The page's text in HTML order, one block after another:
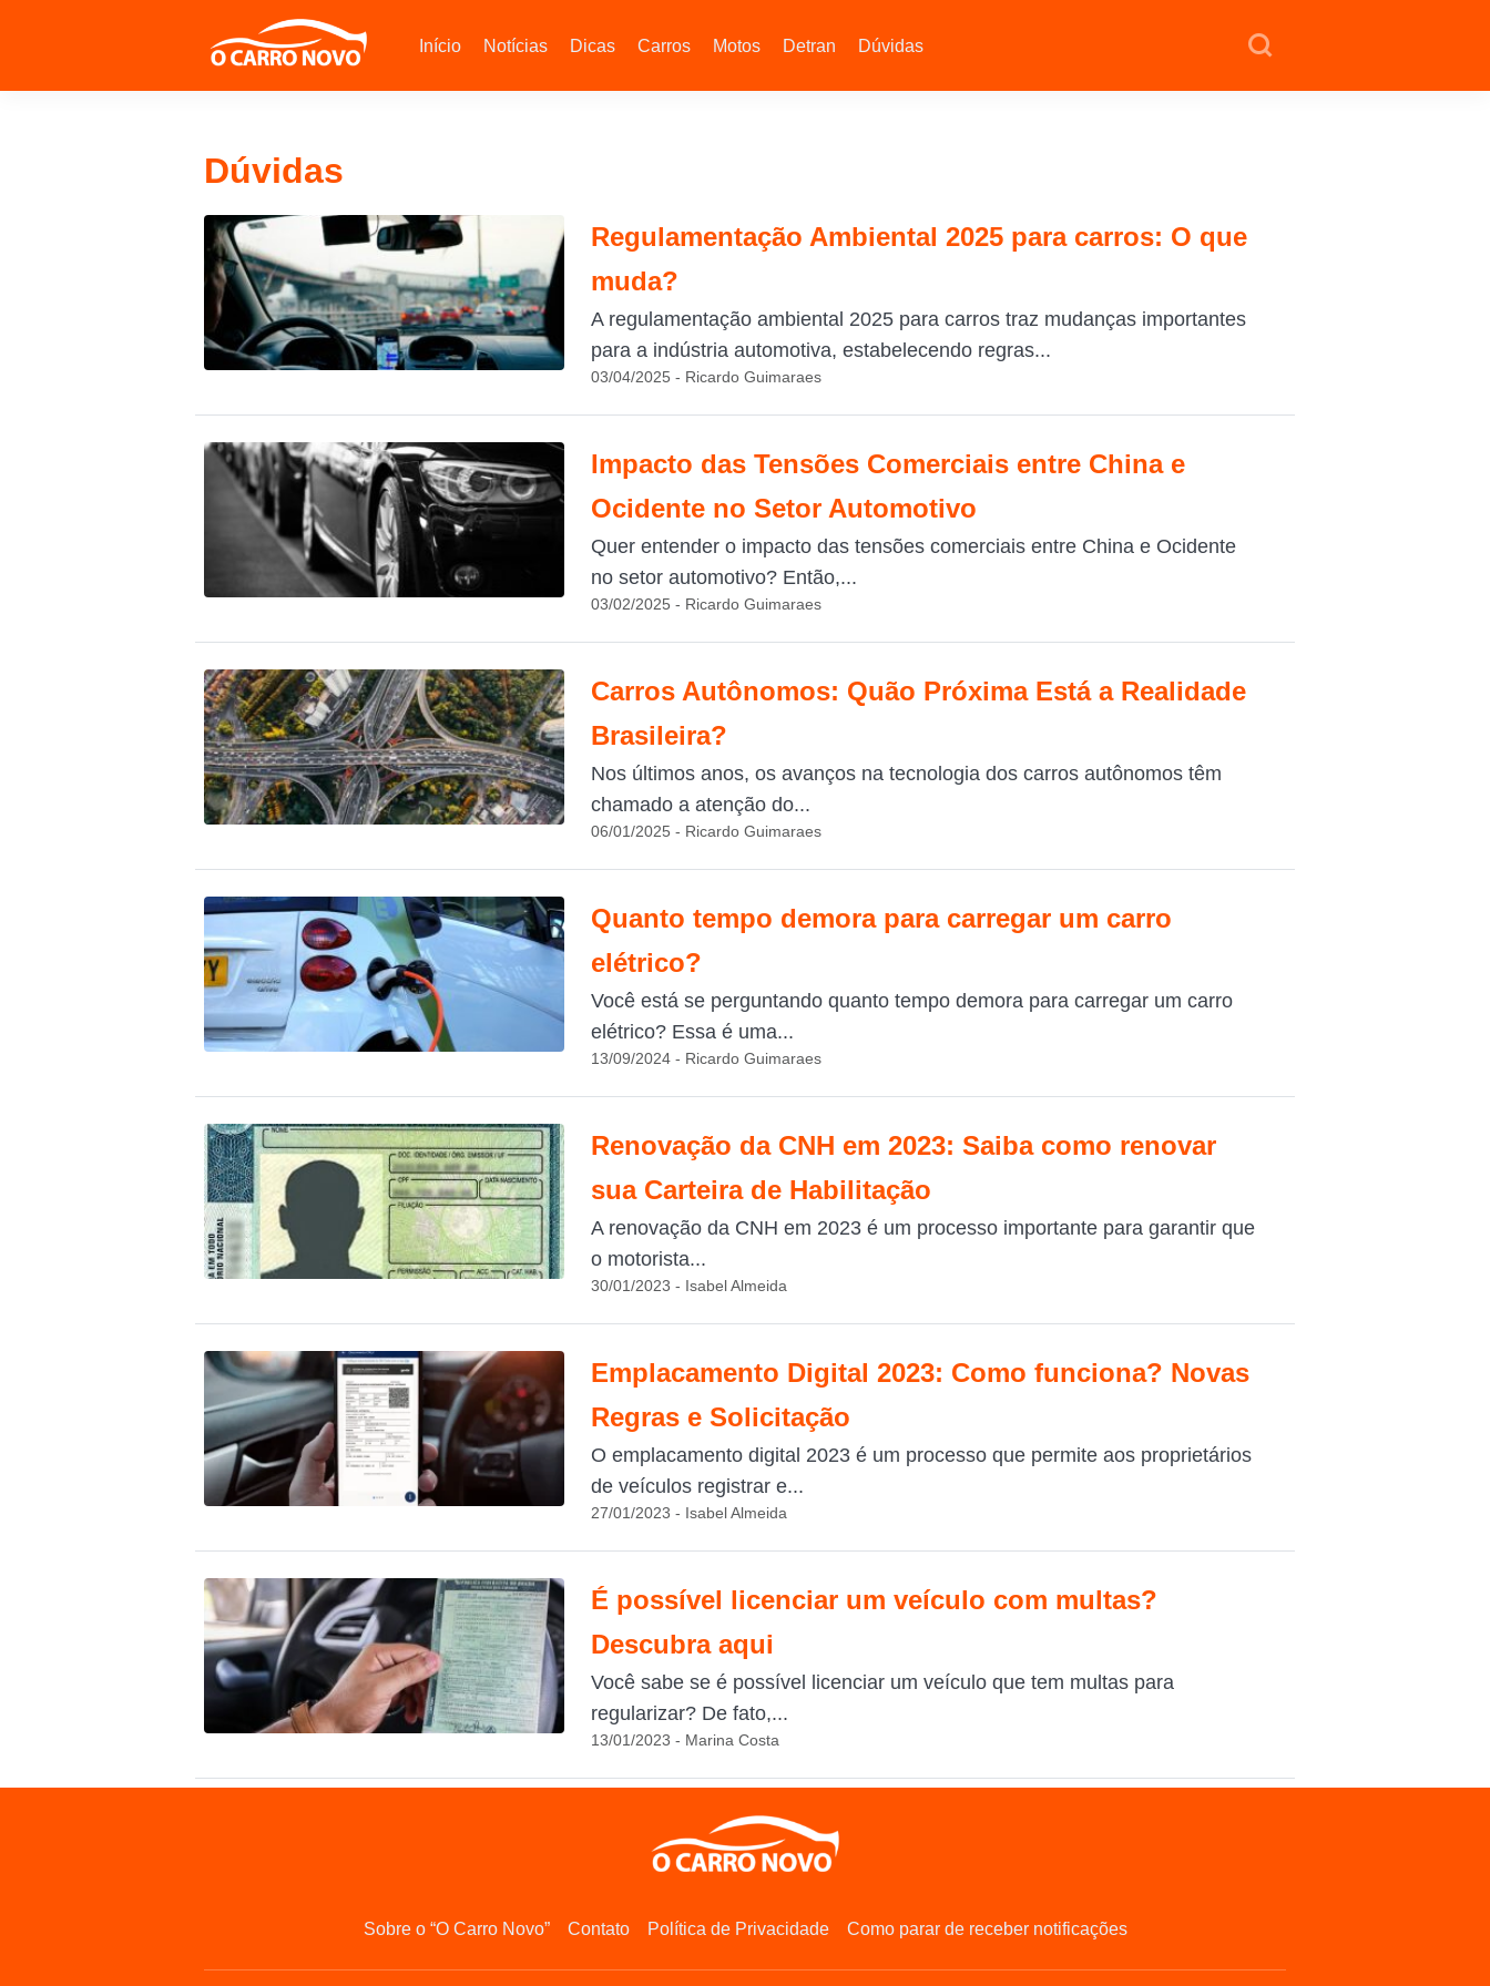
Início Notícias Dicas Carros Motos Detran Dúvidas
Dúvidas
Regulamentação Ambiental 2025 para carros: O que
muda?
A regulamentação ambiental 2025 para carros traz mudanças importantes
para a indústria automotiva, estabelecendo regras...
03/04/2025 - Ricardo Guimaraes
Impacto das Tensões Comerciais entre China e
Ocidente no Setor Automotivo
Quer entender o impacto das tensões comerciais entre China e Ocidente
no setor automotivo? Então,...
03/02/2025 - Ricardo Guimaraes
Carros Autônomos: Quão Próxima Está a Realidade
Brasileira?
Nos últimos anos, os avanços na tecnologia dos carros autônomos têm
chamado a atenção do...
06/01/2025 - Ricardo Guimaraes
Quanto tempo demora para carregar um carro
elétrico?
Você está se perguntando quanto tempo demora para carregar um carro
elétrico? Essa é uma...
13/09/2024 - Ricardo Guimaraes
Renovação da CNH em 2023: Saiba como renovar
sua Carteira de Habilitação
A renovação da CNH em 2023 é um processo importante para garantir que
o motorista...
30/01/2023 - Isabel Almeida
Emplacamento Digital 2023: Como funciona? Novas
Regras e Solicitação
O emplacamento digital 2023 é um processo que permite aos proprietários
de veículos registrar e...
27/01/2023 - Isabel Almeida
É possível licenciar um veículo com multas?
Descubra aqui
Você sabe se é possível licenciar um veículo que tem multas para
regularizar? De fato,...
13/01/2023 - Marina Costa
Sobre o “O Carro Novo” Contato Política de Privacidade Como parar de receber notificações